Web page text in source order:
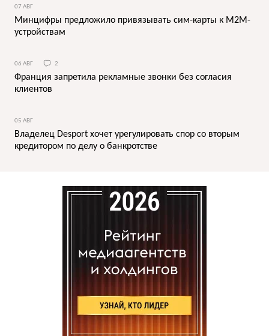
07 АВГ
Минцифры предложило привязывать сим-карты к M2M-
устройствам
06 АВГ 2
Франция запретила рекламные звонки без согласия
клиентов
05 АВГ
Владелец Desport хочет урегулировать спор со вторым
кредитором по делу о банкротстве